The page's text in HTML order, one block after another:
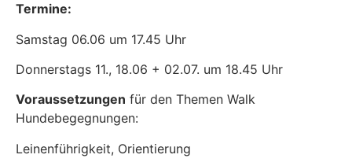
Termine:
Samstag 06.06 um 17.45 Uhr
Donnerstags 11., 18.06 + 02.07. um 18.45 Uhr
Voraussetzungen für den Themen Walk
Hundebegegnungen:
Leinenführigkeit, Orientierung